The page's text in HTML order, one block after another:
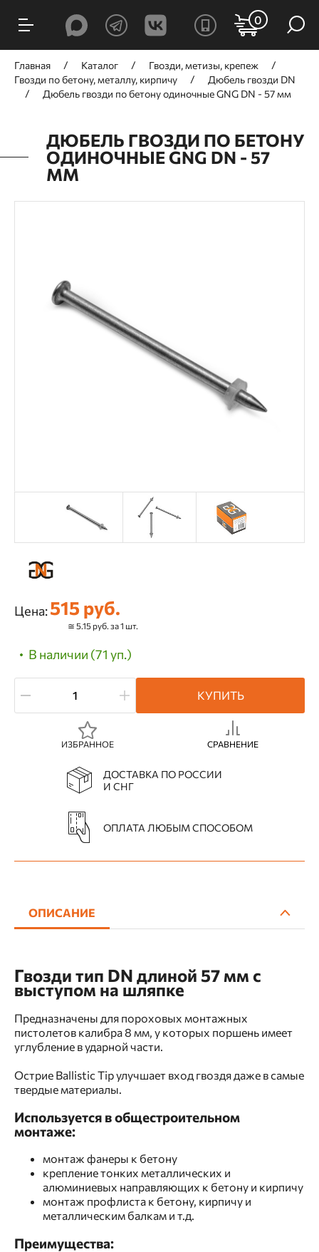
0
Главная Каталог
Гвозди, метизы, крепеж
Гвозди по бетону, металлу, кирпичу
Дюбель гвозди DN
Дюбель гвозди по бетону одиночные GNG DN - 57 мм
ДЮБЕЛЬ ГВОЗДИ ПО БЕТОНУ
ОДИНОЧНЫЕ GNG DN - 57
ММ
В наличии (71 уп.)
Цена:515 руб.
≅ 5.15 руб. за 1 шт.
КУПИТЬ
ИЗБРАННОЕ СРАВНЕНИЕ
ДОСТАВКА ПО РОССИИ
И СНГ
ОПЛАТА ЛЮБЫМ СПОСОБОМ
ОПИСАНИЕ
Гвозди тип DN длиной 57 мм с
выступом на шляпке
Предназначены для пороховых монтажных
пистолетов калибра 8 мм, у которых поршень имеет
углубление в ударной части.
Острие Ballistic Tip улучшает вход гвоздя даже в самые
твердые материалы.
Используется в общестроительном
монтаже:
монтаж фанеры к бетону
крепление тонких металлических и
алюминиевых направляющих к бетону и кирпичу
монтаж профлиста к бетону, кирпичу и
металлическим балкам и т.д.
Преимущества: